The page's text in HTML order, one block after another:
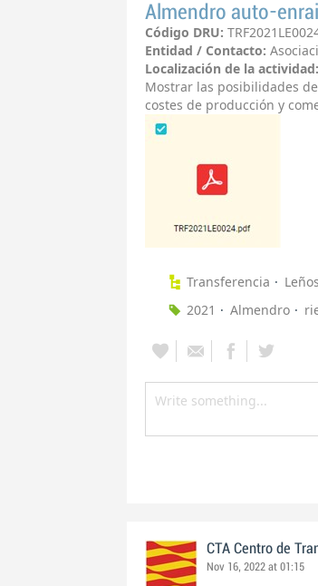
Almendro auto-
Código DRU:
Entidad / Contacto:
Localización de la actividad:
Mostrar las posibilidades
costes de producción y
Transferencia
2021
Almendro
CTA Centro de
Nov 16, 2022 at 01:15